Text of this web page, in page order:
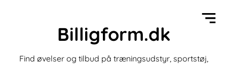
Billigform.dk
Find øvelser og tilbud på træningsudstyr, sportstøj,